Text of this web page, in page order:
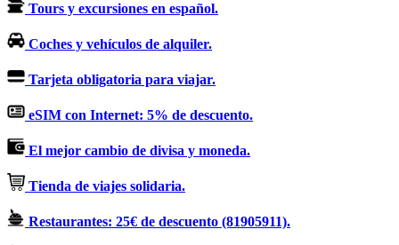
Tours y excursiones en español.
Coches y vehículos de alquiler.
Tarjeta obligatoria para viajar.
eSIM con Internet: 5% de descuento.
El mejor cambio de divisa y moneda.
Tienda de viajes solidaria.
Restaurantes: 25€ de descuento (81905911).